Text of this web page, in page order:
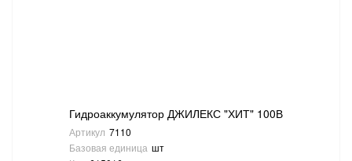
Гидроаккумулятор ДЖИЛЕКС "ХИТ" 100В
Артикул 7110
Базовая единица шт